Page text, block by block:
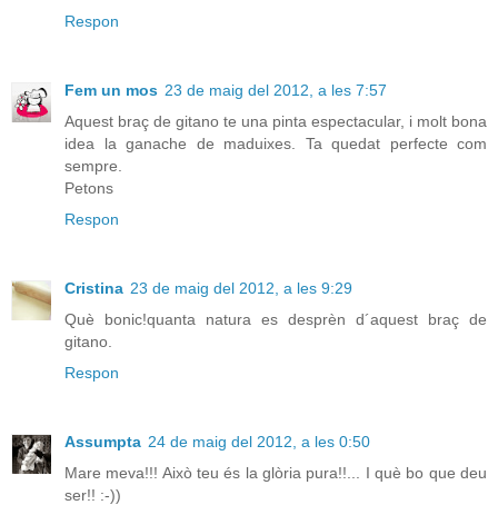
Respon
Fem un mos 23 de maig del 2012, a les 7:57
Aquest braç de gitano te una pinta espectacular, i molt bona
idea la ganache de maduixes. Ta quedat perfecte com
sempre.
Petons
Respon
Cristina 23 de maig del 2012, a les 9:29
Què bonic!quanta natura es desprèn d´aquest braç de
gitano.
Respon
Assumpta 24 de maig del 2012, a les 0:50
Mare meva!!! Això teu és la glòria pura!!... I què bo que deu
ser!! :-))